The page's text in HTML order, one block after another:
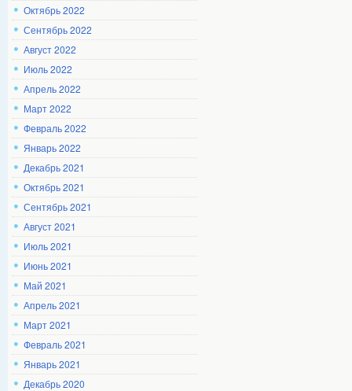
Октябрь 2022
Сентябрь 2022
Август 2022
Июль 2022
Апрель 2022
Март 2022
Февраль 2022
Январь 2022
Декабрь 2021
Октябрь 2021
Сентябрь 2021
Август 2021
Июль 2021
Июнь 2021
Май 2021
Апрель 2021
Март 2021
Февраль 2021
Январь 2021
Декабрь 2020